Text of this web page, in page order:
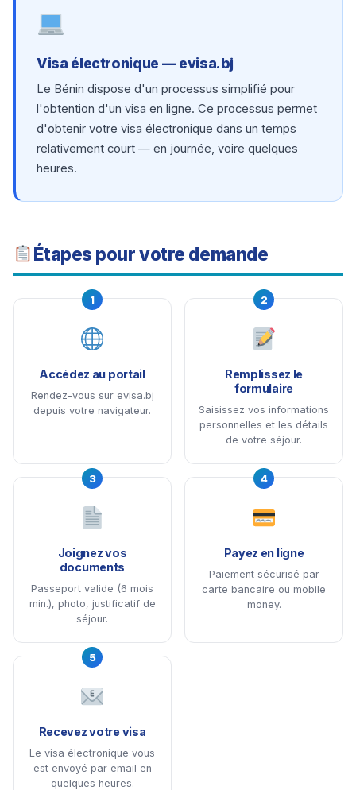
Visa électronique — evisa.bj
Le Bénin dispose d'un processus simplifié pour
l'obtention d'un visa en ligne. Ce processus permet
d'obtenir votre visa électronique dans un temps
relativement court — en journée, voire quelques
heures.
Étapes pour votre demande
1
Accédez au portail
Rendez-vous sur evisa.bj
depuis votre navigateur.
2
Remplissez le
formulaire
Saisissez vos informations
personnelles et les détails
de votre séjour.
3
Joignez vos
documents
Passeport valide (6 mois
min.), photo, justificatif de
séjour.
4
Payez en ligne
Paiement sécurisé par
carte bancaire ou mobile
money.
5
Recevez votre visa
Le visa électronique vous
est envoyé par email en
quelques heures.